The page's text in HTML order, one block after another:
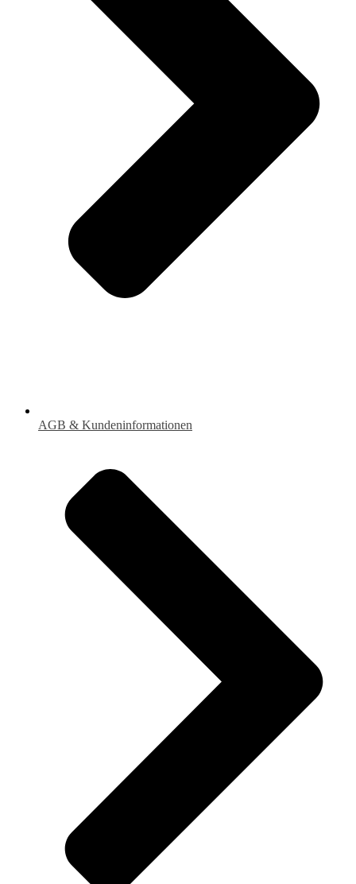
AGB & Kundeninformationen